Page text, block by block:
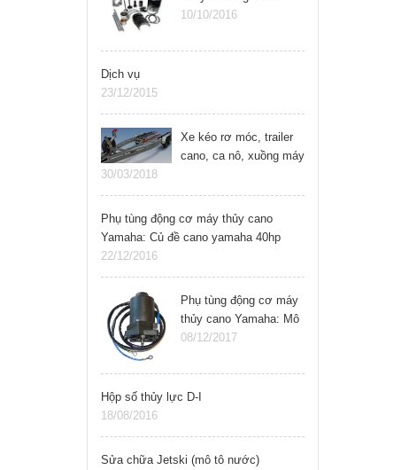
Loại yamaha, Mercury,
10/10/2016
Dịch vụ
23/12/2015
Xe kéo rơ móc, trailer
cano, ca nô, xuồng máy
30/03/2018
Phụ tùng động cơ máy thủy cano
Yamaha: Củ đề cano yamaha 40hp
22/12/2016
Phụ tùng động cơ máy
thủy cano Yamaha: Mô
tơ ben cano, xuồng
08/12/2017
Hộp số thủy lực D-I
18/08/2016
Sửa chữa Jetski (mô tô nước)